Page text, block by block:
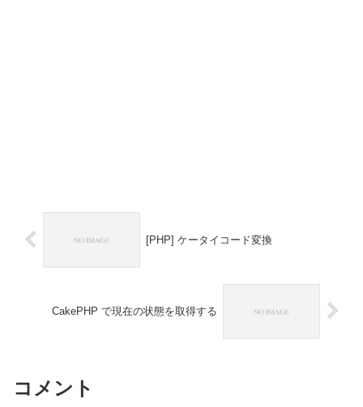
[PHP] ケータイコード変換
CakePHP で現在の状態を取得する
コメント